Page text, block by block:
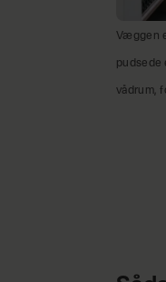
Væggen
pudsede
vådrum,